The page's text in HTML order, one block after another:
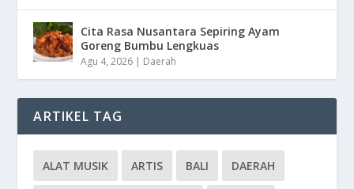
Cita Rasa Nusantara Sepiring Ayam
Goreng Bumbu Lengkuas
Agu 4, 2026 | Daerah
ARTIKEL TAG
ALAT MUSIK ARTIS BALI DAERAH